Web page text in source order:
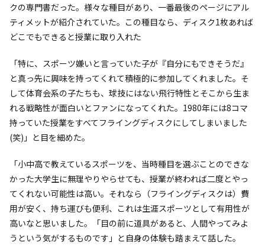
クの専門書だった。様々な種目があり、一番最後のページにアル
ティメットが紹介されていた。この種目なら、ディスク1枚あれば
どこでもできると授業に取り入れた
「特に、スポーツ嫌いと言っていた子が『自分にもできそうだ』
と真っ先に興味を持ってくれて積極的に参加してくれました。そ
して体育会系の子たちも、球技にはない飛行特性とそこから生ま
れる戦略性が面白いとファンになってくれた。1980年には8コマ
持っていた授業をすべてフライングディスクにしてしまいました
(笑)」と目を細めた。
「小中高で教えているスポーツを、当時種目を選ぶことのできな
かった大学生に無理やりやらせても、授業が終われば二度とやっ
てくれない可能性は高い。それなら（フライングディスクは）費
用が安く、持ち運びも便利、これは生涯スポーツとして有用性が
高いなと思いました。「目の前に道具があると、人間やってみよ
うという気がするものです」と自身の体験も踏まえて話した。